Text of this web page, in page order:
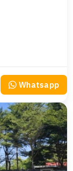
Whatsapp